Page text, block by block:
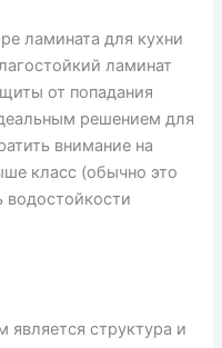
ламината для кухни
ламинат
от попадания
решением для
внимание на
класс (обычно это
структура и